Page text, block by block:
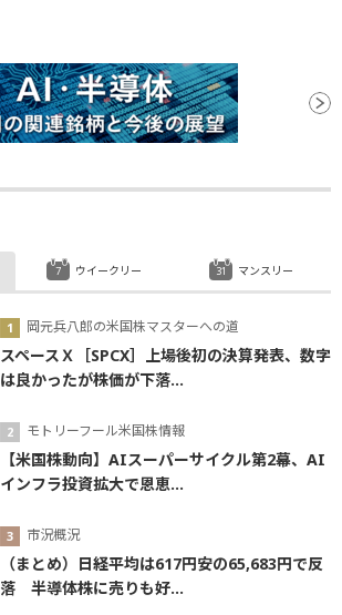
岡元兵八郎の米国株マスターへの道
スペースＸ［SPCX］上場後初の決算発表、数字
は良かったが株価が下落...
モトリーフール米国株情報
【米国株動向】AIスーパーサイクル第2幕、AI
インフラ投資拡大で恩恵...
市況概況
（まとめ）日経平均は617円安の65,683円で反
落 半導体株に売りも好...
ウイークリー マンスリー